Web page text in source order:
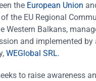
the European Union
the EU Regional
Western Balkans,
and implemented by
WEGlobal SRL.
to raise awareness